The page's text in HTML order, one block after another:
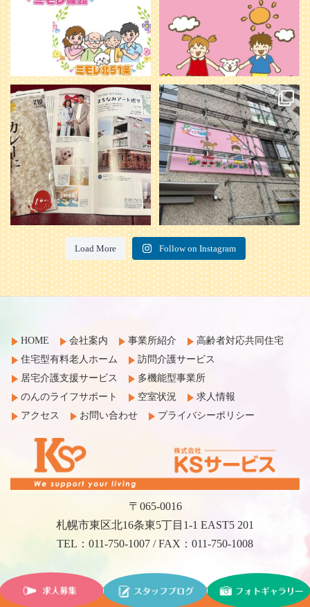
本日発売のオトンvol.210号に掲載さ
れました！...
28 1
『ぴっころ山鼻』オープンに向けて
準備が着々と進んでいます。
皆さんお楽しみに〜
...
26 0
Load More Follow on Instagram
HOME 会社案内 事業所紹介
高齢者対応共同住宅
住宅型有料老人ホーム
訪問介護サービス
居宅介護支援サービス
多機能型事業所
のんのライフサポート
空室状況
求人情報
アクセス
お問い合わせ プライバシーポリシー
〒065-0016
札幌市東区北16条東5丁目1-1 EAST5 201
TEL：011-750-1007 / FAX：011-750-1008
©2017 KS Service